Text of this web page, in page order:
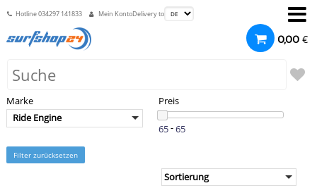
Hotline034297 141833 Mein KontoDelivery to
0,00 €
Marke
Ride Engine
Preis
-
Filter zurücksetzen